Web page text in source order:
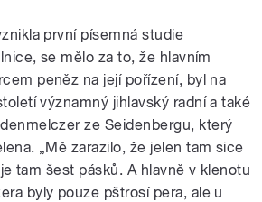
první písemná studie
se mělo za to, že hlavním
peněz na její pořízení, byl na
významný jihlavský radní a také
ze Seidenbergu, který
„Mě zarazilo, že jelen tam sice
tam šest pásků. A hlavně v klenotu
byly pouze pštrosí pera, ale u